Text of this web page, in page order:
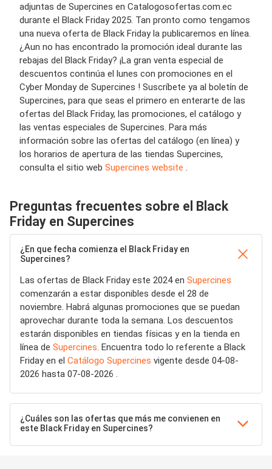
adjuntas de Supercines en Catalogosofertas.com.ec
durante el Black Friday 2025. Tan pronto como tengamos
una nueva oferta de Black Friday la publicaremos en línea.
¿Aun no has encontrado la promoción ideal durante las
rebajas del Black Friday? ¡La gran venta especial de
descuentos continúa el lunes con promociones en el
Cyber Monday de Supercines ! Suscríbete ya al boletín de
Supercines, para que seas el primero en enterarte de las
ofertas del Black Friday, las promociones, el catálogo y
las ventas especiales de Supercines. Para más
información sobre las ofertas del catálogo (en línea) y
los horarios de apertura de las tiendas Supercines,
consulta el sitio web Supercines website .
Preguntas frecuentes sobre el Black
Friday en Supercines
¿En que fecha comienza el Black Friday en
Supercines?
Las ofertas de Black Friday este 2024 en Supercines
comenzarán a estar disponibles desde el 28 de
noviembre. Habrá algunas promociones que se puedan
aprovechar durante toda la semana. Los descuentos
estarán disponibles en tiendas físicas y en la tienda en
línea de Supercines. Encuentra todo lo referente a Black
Friday en el Catálogo Supercines vigente desde 04-08-
2026 hasta 07-08-2026 .
¿Cuáles son las ofertas que más me convienen en
este Black Friday en Supercines?